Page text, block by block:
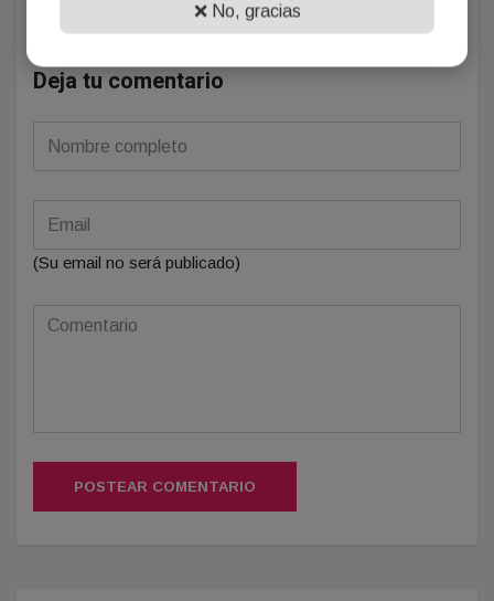
Deja tu comentario
(Su email no será publicado)
POSTEAR COMENTARIO
❌ No, gracias